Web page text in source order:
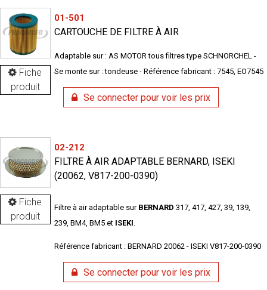
Fiche
produit
01-501
CARTOUCHE DE FILTRE À AIR
Adaptable sur : AS MOTOR tous filtres type SCHNORCHEL -
Se monte sur : tondeuse - Référence fabricant : 7545, EO7545
Se connecter pour voir les prix
Fiche
produit
02-212
FILTRE À AIR ADAPTABLE BERNARD, ISEKI
(20062, V817-200-0390)
Filtre à air adaptable sur BERNARD 317, 417, 427, 39, 139,
239, BM4, BM5 et ISEKI.
Référence fabricant : BERNARD 20062 - ISEKI V817-200-0390
Se connecter pour voir les prix